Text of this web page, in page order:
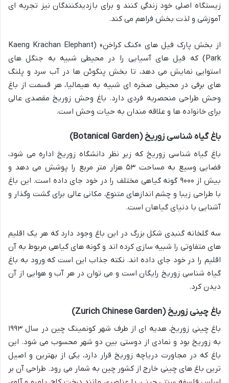
زیستگاه اصلی خود زندگی کنند و برای بازدیدکنندگان نیز تجربه ای
آموزشی و لذت بخش فراهم می کند.
از بخش پارک فیل های «کنگ کراخن» (Kaeng Krachan Elephant
Park) که فیل های آسیایی را در محیطی شبیه به جنگل های
استوایی نمایش می دهد، تا بخش پنگوئن ها در آب سرد و پلنگ
های برفی در محیطی صخره ای شبیه به هیمالیا، هر قسمت از باغ
وحش طراحی منحصربه فردی دارد. باغ وحش زوریخ مقصدی عالی
برای خانواده ها و علاقه مندان به حیات وحش است.
باغ گیاه شناسی زوریخ (Botanical Garden)
باغ گیاه شناسی زوریخ که زیر نظر دانشگاه زوریخ اداره می شود،
فضایی وسیع به مساحت ۵۳ هزار متر مربع را پوشش می دهد و
بیش از ۹۰۰۰ گونه گیاهی مختلف را در خود جای داده است. این باغ
با طراحی زیبا و چشم اندازهای متنوع، مکانی عالی برای گشت وگذار و
آشنایی با دنیای گیاهان است.
سه گلخانه گنبدی شکل بزرگ در این باغ وجود دارد که هر یک اقلیم
های متفاوتی را شبیه سازی کرده اند و گونه های گیاهی مربوط به آن
اقلیم را در خود جای داده اند. نکته جذاب این است که ورود به باغ
گیاه شناسی زوریخ رایگان است و می توان در هر آب و هوایی از آن
دیدن کرد.
باغ چینی زوریخ (Zurich Chinese Garden)
باغ چینی زوریخ، هدیه ای از طرف شهر کونمینگ چین در سال ۱۹۹۳
به زوریخ بود و نمادی از دوستی بین دو شهر محسوب می شود. این
باغ که در مجاورت دریاچه زوریخ قرار دارد، یکی از بهترین و اصیل
ترین باغ های چینی خارج از کشور چین به شمار می رود. طراحی آن بر